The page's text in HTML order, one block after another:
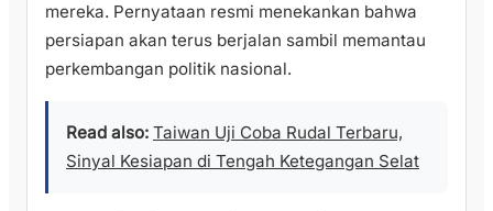
mereka. Pernyataan resmi menekankan bahwa
persiapan akan terus berjalan sambil memantau
perkembangan politik nasional.
Read also: Taiwan Uji Coba Rudal Terbaru,
Sinyal Kesiapan di Tengah Ketegangan Selat